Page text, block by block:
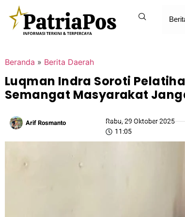
Beranda » Berita Daerah
Luqman Indra Soroti
Semangat Masyarakat
Arif Rosmanto
Rabu, 29 Oktober 2025
11:05